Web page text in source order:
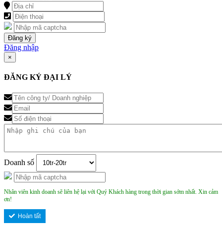
Đăng nhập
×
ĐĂNG KÝ ĐẠI LÝ
Doanh số
Nhân viên kinh doanh sẽ liên hệ lại với Quý Khách hàng trong thời gian sớm nhất. Xin cảm
ơn!
Hoàn tất